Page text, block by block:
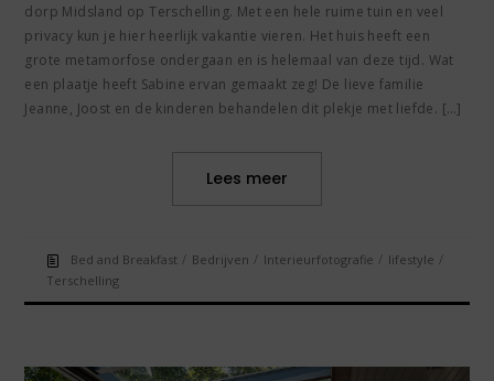
dorp Midsland op Terschelling. Met een hele ruime tuin en veel
privacy kun je hier heerlijk vakantie vieren. Het huis heeft een
grote metamorfose ondergaan en is helemaal van deze tijd. Wat
een plaatje heeft Sabine ervan gemaakt zeg! De lieve familie
Jeanne, Joost en de kinderen behandelen dit plekje met liefde. […]
Lees meer
Bed and Breakfast / Bedrijven / Interieurfotografie / lifestyle /
Terschelling